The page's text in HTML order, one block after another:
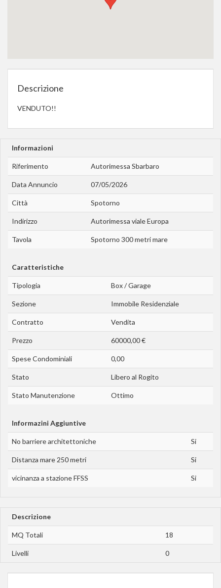
Descrizione
VENDUTO!!
Informazioni
Riferimento Autorimessa Sbarbaro
Data Annuncio 07/05/2026
Città Spotorno
Indirizzo Autorimessa viale Europa
Tavola Spotorno 300 metri mare
Caratteristiche
Tipologia Box / Garage
Sezione Immobile Residenziale
Contratto Vendita
Prezzo 60000,00 €
Spese Condominiali 0,00
Stato Libero al Rogito
Stato Manutenzione Ottimo
Informazini Aggiuntive
No barriere architettoniche Si
Distanza mare 250 metri Si
vicinanza a stazione FFSS Si
Descrizione
MQ Totali 18
Livelli 0